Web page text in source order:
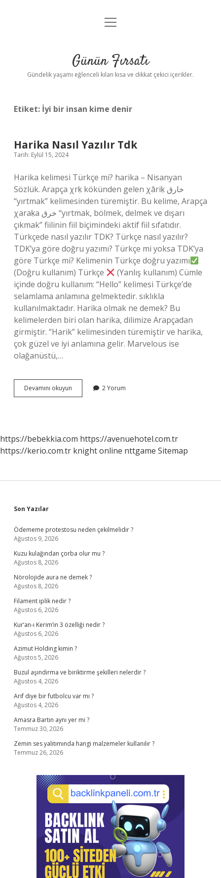
Anasayfa
Yasal Uyarı
menüyü
Günün Fırsatı
Gündelik yaşamı eğlenceli kılan kısa ve dikkat çekici içerikler.
Etiket: İyi bir insan kime denir
Harika Nasıl Yazılır Tdk
Tarih: Eylül 15, 2024
Harika kelimesi Türkçe mi? harika – Nisanyan
Sözlük. Arapça χrḳ kökünden gelen χāriḳ خارق
“yırtmak” kelimesinden türemiştir. Bu kelime, Arapça
χaraḳa خرق “yırtmak, bölmek, delmek ve dışarı
çıkmak” fiilinin fiil biçimindeki aktif fiil sıfatıdır.
Türkçede nasıl yazılır TDK? Türkçe nasıl yazılır?
TDK’ya göre doğru yazımı? Türkçe mi yoksa TDK’ya
göre Türkçe mi? Kelimenin Türkçe doğru yazımı
(Doğru kullanım) Türkçe
(Yanlış kullanım) Cümle
içinde doğru kullanım: “Hello” kelimesi Türkçe’de
selamlama anlamına gelmektedir. sıklıkla
kullanılmaktadır. Harika olmak ne demek? Bu
kelimelerden biri olan harika, dilimize Arapçadan
girmiştir. “Harik” kelimesinden türemiştir ve harika,
çok güzel ve iyi anlamına gelir. Marvelous ise
olağanüstü,…
Devamını okuyun
Nasıl
2 Yorum
https://bebekkia.com https://avenuehotel.com.tr
https://kerio.com.tr knight online nttgame Sitemap
Sidebar
Son Yazılar
Ödememe protestosu neden çekilmelidir ?
Ağustos 9, 2026
Kuzu kulağından çorba olur mu ?
Ağustos 8, 2026
Nörolojide aura ne demek ?
Ağustos 8, 2026
Filament iplik nedir ?
Ağustos 6, 2026
Kur’an-ı Kerim’in 3 özelliği nedir ?
Ağustos 6, 2026
Azimut Holding kimin ?
Ağustos 5, 2026
Buzul aşındırma ve biriktirme şekilleri nelerdir ?
Ağustos 4, 2026
Arif diye bir futbolcu var mı ?
Ağustos 4, 2026
Amasra Bartın aynı yer mi ?
Temmuz 30, 2026
Zemin ses yalıtımında hangi malzemeler kullanılır ?
Temmuz 26, 2026